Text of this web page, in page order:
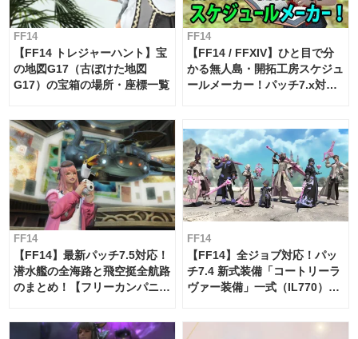
FF14
【FF14 トレジャーハント】宝
の地図G17（古ぼけた地図
G17）の宝箱の場所・座標一覧
FF14
【FF14 / FFXIV】ひと目で分
かる無人島・開拓工房スケジュ
ールメーカー！パッチ7.x対応
FF14
【FF14】最新パッチ7.5対応！
潜水艦の全海路と飛空挺全航路
のまとめ！【フリーカンパニ
FF14
【FF14】全ジョブ対応！パッ
チ7.4 新式装備「コートリーラ
ヴァー装備」一式（IL770）の